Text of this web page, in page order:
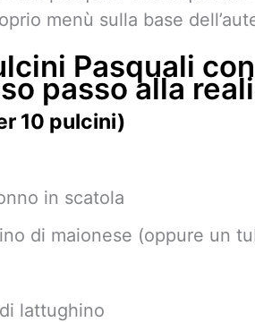
menù sulla base
Pasquali
passo alla
10 pulcini)
in scatola
di maionese (oppure un
lattughino